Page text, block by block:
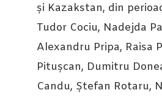
și Kazakstan, din
Tudor Cociu, Nadejda
Alexandru Pripa, Raisa
Pitușcan, Dumitru
Candu, Ștefan Rotaru,